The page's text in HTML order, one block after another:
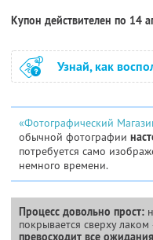
Купон действителен по 14
Узнай, как
«Фотографический
обычной фотографии
потребуется само
немного времени.
Процесс довольно прост:
покрывается сверху
превосходит все